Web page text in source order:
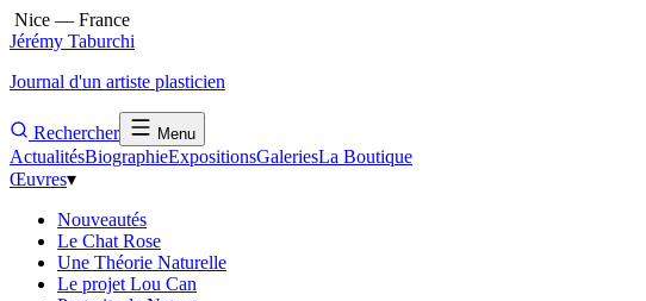
Nice — France
Jérémy Taburchi
Journal d'un artiste plasticien
Rechercher Menu
ActualitésBiographieExpositionsGaleriesLa Boutique
Œuvres▾
Nouveautés
Le Chat Rose
Une Théorie Naturelle
Le projet Lou Can